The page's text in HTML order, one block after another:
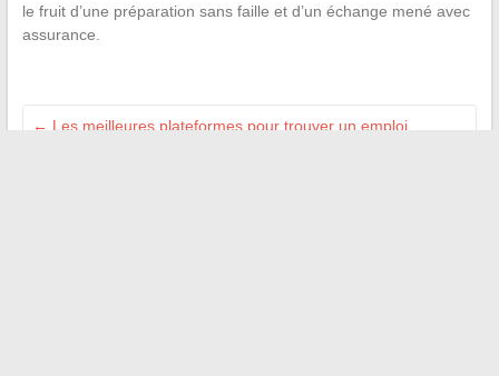
le fruit d’une préparation sans faille et d’un échange mené avec
assurance.
← Les meilleures plateformes pour trouver un emploi